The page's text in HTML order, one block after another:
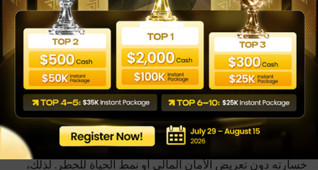
الإفصاح عن المخاطر
هذه ليست فرصة استثمارية. أنت لا تودع أي أموال بغرض
الاستثمار. ونحن لا نطلب أي أموال بغرض الاستثمار. ولا تكون في
أي وقت معرضًا لخطر خسارة رأس مالك الخاص. ولا توجد أي
وعود بمكافآت أو عوائد. ينطوي التداول على مخاطر كبيرة، وهو
غير مناسب لكل مستثمر. وقد يخسر المستثمر كامل الاستثمار
الأولي أو أكثر. رأس المال المخاطر هو المال الذي يمكن تحمل
خسارته دون تعريض الأمان المالي أو نمط الحياة للخطر. لذلك،